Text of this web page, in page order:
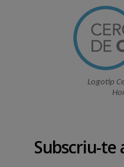
Logotip
Subscriu-te